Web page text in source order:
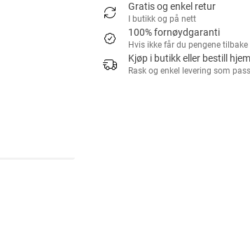
Gratis og enkel retur
I butikk og på nett
100% fornøydgaranti
Hvis ikke får du pengene tilbake
Kjøp i butikk eller bestill
Rask og enkel levering som